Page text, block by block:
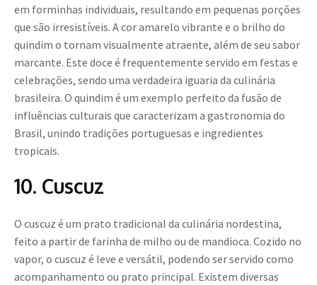
em forminhas individuais, resultando em pequenas porções
que são irresistíveis. A cor amarelo vibrante e o brilho do
quindim o tornam visualmente atraente, além de seu sabor
marcante. Este doce é frequentemente servido em festas e
celebrações, sendo uma verdadeira iguaria da culinária
brasileira. O quindim é um exemplo perfeito da fusão de
influências culturais que caracterizam a gastronomia do
Brasil, unindo tradições portuguesas e ingredientes
tropicais.
10. Cuscuz
O cuscuz é um prato tradicional da culinária nordestina,
feito a partir de farinha de milho ou de mandioca. Cozido no
vapor, o cuscuz é leve e versátil, podendo ser servido como
acompanhamento ou prato principal. Existem diversas